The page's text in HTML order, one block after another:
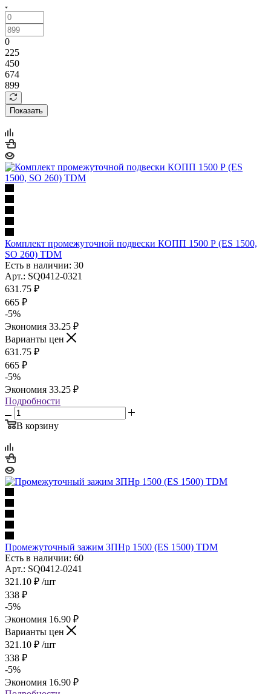
0
225
450
674
899
Показать
Комплект промежуточной подвески КОПП 1500 Р (ES 1500,
SO 260) TDM
Есть в наличии: 30
Арт.: SQ0412-0321
631.75 ₽
665 ₽
-5%
Экономия 33.25 ₽
Варианты цен
631.75 ₽
665 ₽
-5%
Экономия 33.25 ₽
Подробности
В корзину
Промежуточный зажим ЗПНр 1500 (ES 1500) TDM
Есть в наличии: 60
Арт.: SQ0412-0241
321.10 ₽ /шт
338 ₽
-5%
Экономия 16.90 ₽
Варианты цен
321.10 ₽ /шт
338 ₽
-5%
Экономия 16.90 ₽